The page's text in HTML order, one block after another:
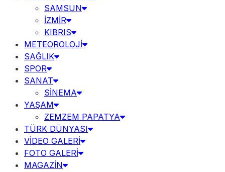
SAMSUN
İZMİR
KIBRIS
METEOROLOJİ
SAĞLIK
SPOR
SANAT
SİNEMA
YAŞAM
ZEMZEM PAPATYA
TÜRK DÜNYASI
VİDEO GALERİ
FOTO GALERİ
MAGAZİN